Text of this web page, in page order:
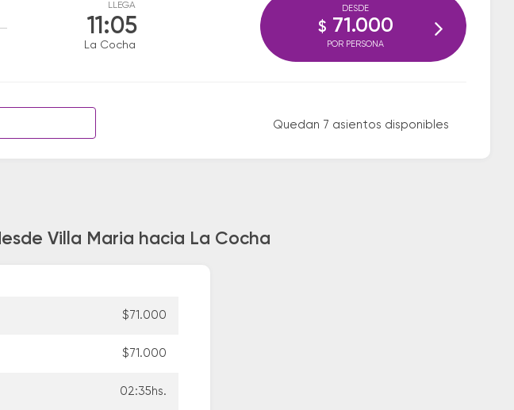
LLEGA
11:05
La Cocha
Quedan 7 asientos disponibles
DESDE
$ 71.000
POR PERSONA
Villa Maria hacia La Cocha
$71.000
$71.000
02:35hs.